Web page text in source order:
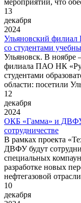
13
декабря
2024
Ульяновский
со студентами
Ульяновск. В ноябре
филиала ПАО НК
студентами
области: посетили
12
декабря
2024
ОКБ «Гамма» и ДВФУ
сотрудничестве
В рамках проекта
ДВФУ будут
специальных
разработке новых
нефтегазовой
10
декабря